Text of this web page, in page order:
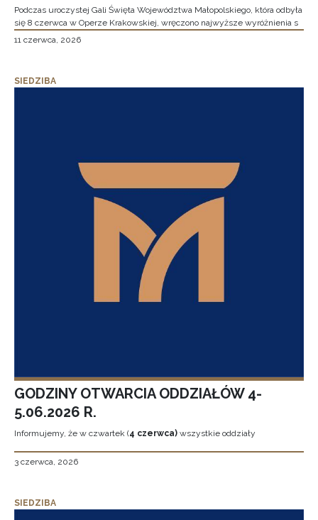
Podczas uroczystej Gali Święta Województwa Małopolskiego, która odbyła
się 8 czerwca w Operze Krakowskiej, wręczono najwyższe wyróżnienia s
11 czerwca, 2026
SIEDZIBA
GODZINY OTWARCIA ODDZIAŁÓW 4-
5.06.2026 R.
Informujemy, że w czwartek (4 czerwca) wszystkie oddziały
3 czerwca, 2026
SIEDZIBA